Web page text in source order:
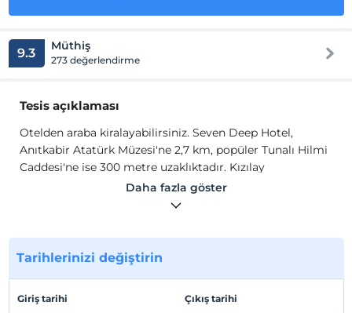
9.3 Müthiş
273 değerlendirme
Tesis açıklaması
Otelden araba kiralayabilirsiniz. Seven Deep Hotel,
Anıtkabir Atatürk Müzesi'ne 2,7 km, popüler Tunalı Hilmi
Caddesi'ne ise 300 metre uzaklıktadır. Kızılay
Meydanı'nın uzaklığı 1,5 km'dir. En yakın havaalanı olan
Ankara Esenboğa Havaalanı 26 km mesafededir.
Hotel, TBMM-Türkiye Büyük Millet Meclisi'ne 800 metre,
ABD Konsolosluğu'na ise 300 metre uzaklıktadır. Tesis
Otelden araba kiralayabilirsiniz. Seven Deep Hotel,
Daha fazla göster
Tarihlerinizi değiştirin
Giriş tarihi Çıkış tarihi